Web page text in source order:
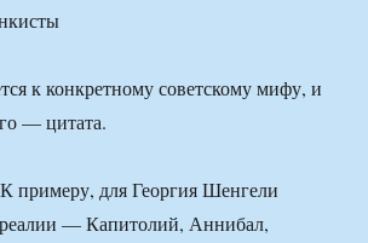
к конкретному советскому мифу, и
— цитата.
примеру, для Георгия Шенгели
— Капитолий, Аннибал,